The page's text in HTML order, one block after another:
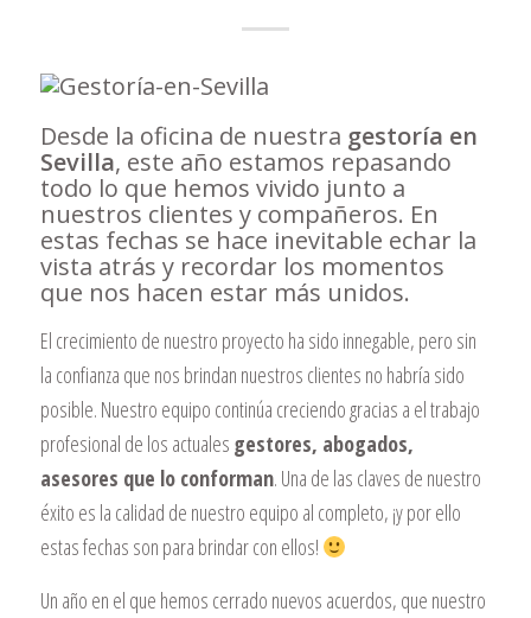
Desde la oficina de nuestra gestoría en
Sevilla, este año estamos repasando
todo lo que hemos vivido junto a
nuestros clientes y compañeros. En
estas fechas se hace inevitable echar la
vista atrás y recordar los momentos
que nos hacen estar más unidos.
El crecimiento de nuestro proyecto ha sido innegable, pero sin
la confianza que nos brindan nuestros clientes no habría sido
posible. Nuestro equipo continúa creciendo gracias a el trabajo
profesional de los actuales gestores, abogados,
asesores que lo conforman. Una de las claves de nuestro
éxito es la calidad de nuestro equipo al completo, ¡y por ello
estas fechas son para brindar con ellos!
Un año en el que hemos cerrado nuevos acuerdos, que nuestro